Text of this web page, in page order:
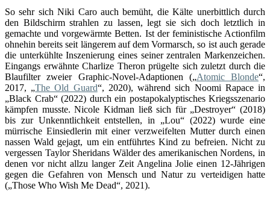
So sehr sich Niki Caro auch bemüht, die Kälte unerbittlich durch
den Bildschirm strahlen zu lassen, legt sie sich doch letztlich in
gemachte und vorgewärmte Betten. Ist der feministische Actionfilm
ohnehin bereits seit längerem auf dem Vormarsch, so ist auch gerade
die unterkühlte Inszenierung eines seiner zentralen Markenzeichen.
Eingangs erwähnte Charlize Theron prügelte sich zuletzt durch die
Blaufilter zweier Graphic-Novel-Adaptionen („Atomic Blonde“,
2017, „The Old Guard“, 2020), während sich Noomi Rapace in
„Black Crab“ (2022) durch ein postapokalyptisches Kriegsszenario
kämpfen musste. Nicole Kidman ließ sich für „Destroyer“ (2018)
bis zur Unkenntlichkeit entstellen, in „Lou“ (2022) wurde eine
mürrische Einsiedlerin mit einer verzweifelten Mutter durch einen
nassen Wald gejagt, um ein entführtes Kind zu befreien. Nicht zu
vergessen Taylor Sheridans Wälder des amerikanischen Nordens, in
denen vor nicht allzu langer Zeit Angelina Jolie einen 12-Jährigen
gegen die Gefahren von Mensch und Natur zu verteidigen hatte
(„Those Who Wish Me Dead“, 2021).